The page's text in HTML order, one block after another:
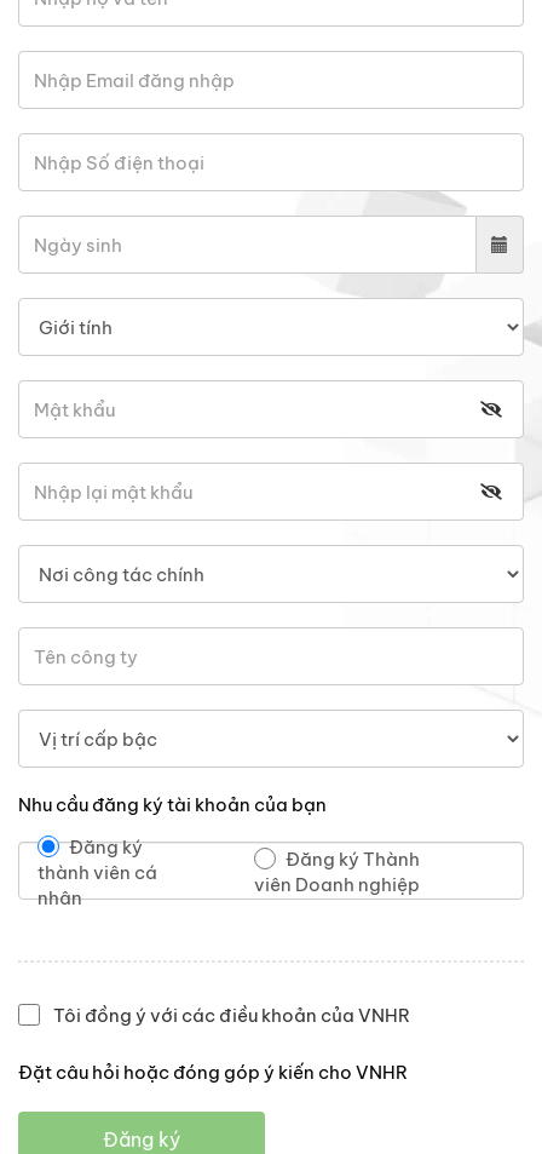
Nhu cầu đăng ký tài khoản của bạn
Đăng ký
thành viên cá
nhân
Đăng ký Thành
viên Doanh nghiệp
Tôi đồng ý với các điều khoản của VNHR
Đặt câu hỏi hoặc đóng góp ý kiến cho VNHR
Đăng ký